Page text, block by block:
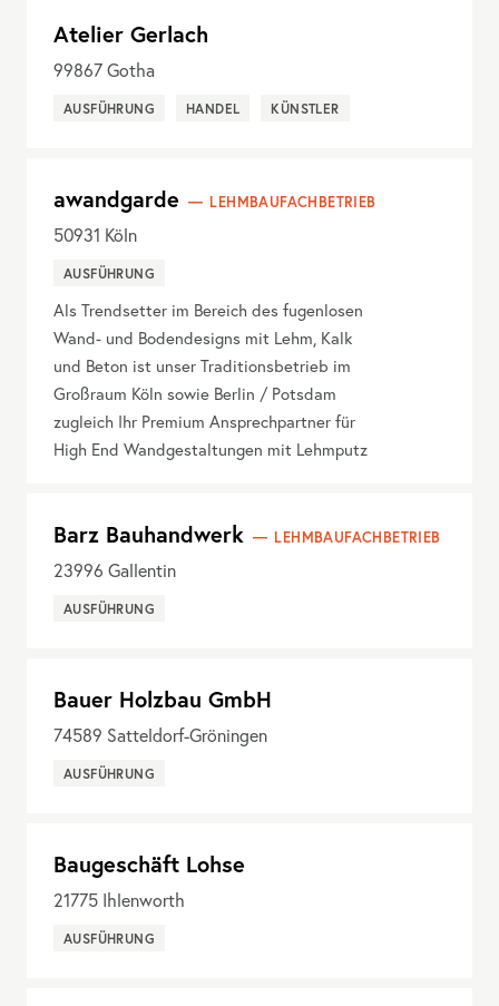
Atelier Gerlach
99867Gotha
AUSFÜHRUNG HANDEL KÜNSTLER
awandgarde LEHMBAUFACHBETRIEB
50931 Köln
AUSFÜHRUNG
Als Trendsetter im Bereich des fugenlosen
Wand- und Bodendesigns mit Lehm, Kalk
und Beton ist unser Traditionsbetrieb im
Großraum Köln sowie Berlin / Potsdam
zugleich Ihr Premium Ansprechpartner für
High End Wandgestaltungen mit Lehmputz
Barz Bauhandwerk LEHMBAUFACHBETRIEB
23996 Gallentin
AUSFÜHRUNG
Bauer Holzbau GmbH
74589 Satteldorf-Gröningen
AUSFÜHRUNG
Baugeschäft Lohse
21775 Ihlenworth
AUSFÜHRUNG